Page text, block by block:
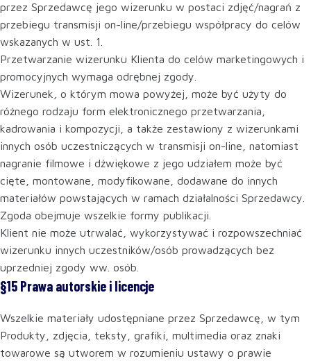
przez Sprzedawcę jego wizerunku w postaci zdjęć/nagrań z
przebiegu transmisji on-line/przebiegu współpracy do celów
wskazanych w ust. 1.
Przetwarzanie wizerunku Klienta do celów marketingowych i
promocyjnych wymaga odrębnej zgody.
Wizerunek, o którym mowa powyżej, może być użyty do
różnego rodzaju form elektronicznego przetwarzania,
kadrowania i kompozycji, a także zestawiony z wizerunkami
innych osób uczestniczących w transmisji on-line, natomiast
nagranie filmowe i dźwiękowe z jego udziałem może być
cięte, montowane, modyfikowane, dodawane do innych
materiałów powstających w ramach działalności Sprzedawcy.
Zgoda obejmuje wszelkie formy publikacji.
Klient nie może utrwalać, wykorzystywać i rozpowszechniać
wizerunku innych uczestników/osób prowadzących bez
uprzedniej zgody ww. osób.
§15 Prawa autorskie i licencje
Wszelkie materiały udostępniane przez Sprzedawcę, w tym
Produkty, zdjęcia, teksty, grafiki, multimedia oraz znaki
towarowe są utworem w rozumieniu ustawy o prawie